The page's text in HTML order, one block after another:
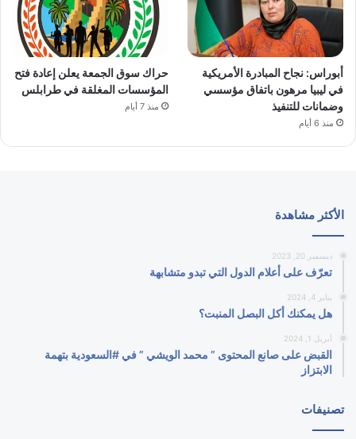
أبوراس: نجاح المبادرة الأمريكية
في ليبيا مرهون باتفاق مؤسسي
وضمانات للتنفيذ
منذ 6 أيام
حراك سوق الجمعة يعلن إعادة فتح
المؤسسات المغلقة في طرابلس
منذ 7 أيام
الأكثر مشاهدة
ديسمبر 20, 2023
تعرّف على أعلام الدول التي تبدو متشابهة
يناير 4, 2024
هل يمكنك أكل البصل المنبت؟
أبريل 1, 2024
القبض على صانع المحتوى ” محمد الويشي ” في #السعودية بتهمة
الابتزاز
تصنيفات